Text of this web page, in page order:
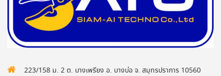
223/158 ม. 2 ต. บางเพรียง อ. บางบ่อ จ. สมุทรปราการ 10560